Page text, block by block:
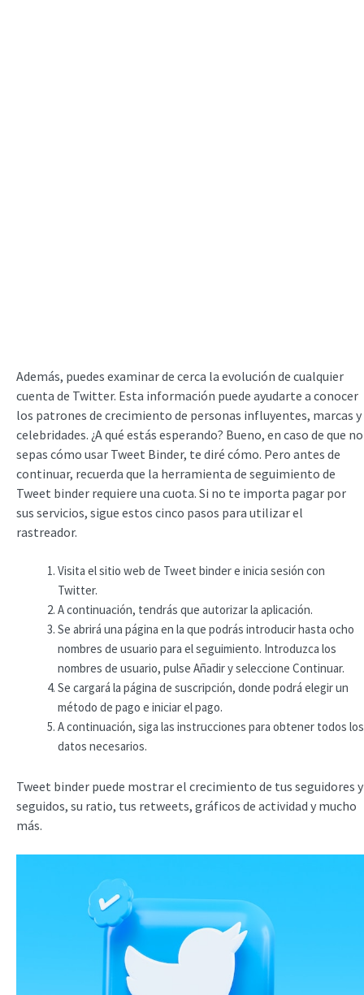
Además, puedes examinar de cerca la evolución de cualquier
cuenta de Twitter. Esta información puede ayudarte a conocer
los patrones de crecimiento de personas influyentes, marcas y
celebridades. ¿A qué estás esperando? Bueno, en caso de que no
sepas cómo usar Tweet Binder, te diré cómo. Pero antes de
continuar, recuerda que la herramienta de seguimiento de
Tweet binder requiere una cuota. Si no te importa pagar por
sus servicios, sigue estos cinco pasos para utilizar el
rastreador.
Visita el sitio web de Tweet binder e inicia sesión con
Twitter.
A continuación, tendrás que autorizar la aplicación.
Se abrirá una página en la que podrás introducir hasta ocho
nombres de usuario para el seguimiento. Introduzca los
nombres de usuario, pulse Añadir y seleccione Continuar.
Se cargará la página de suscripción, donde podrá elegir un
método de pago e iniciar el pago.
A continuación, siga las instrucciones para obtener todos los
datos necesarios.
Tweet binder puede mostrar el crecimiento de tus seguidores y
seguidos, su ratio, tus retweets, gráficos de actividad y mucho
más.